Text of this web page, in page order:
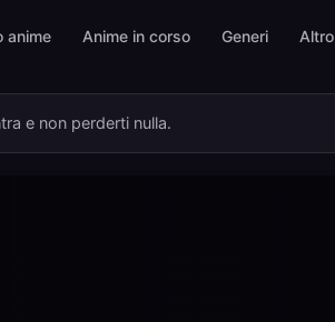
anime Anime in corso Generi Altro
e non perderti nulla.